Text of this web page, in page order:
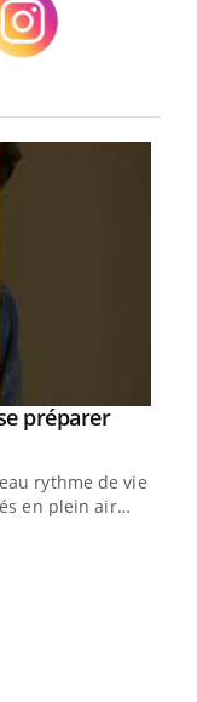
préparer
rythme de vie !
en plein air…